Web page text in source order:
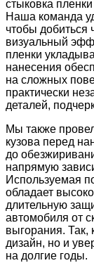
стыковка
Наша команда
чтобы добиться
визуальный
пленки
нанесения
на сложных
практически
деталей,
Мы также
кузова перед
до
напрямую
Используемая
обладает
длительную
автомобиля от
выгорания. Так,
дизайн, но и
на долгие годы.